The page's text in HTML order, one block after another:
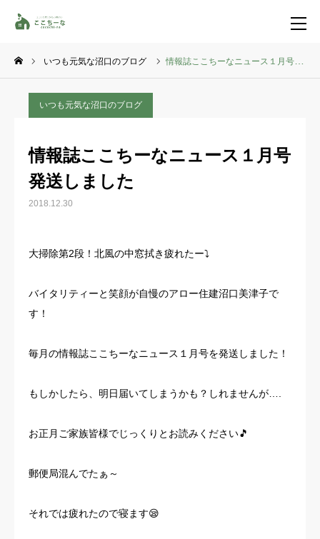
いつも元気な沼口のブログ 情報誌ここちーなニュース１月号発送しました
いつも元気な沼口のブログ
情報誌ここちーなニュース１月号
発送しました
2018.12.30
大掃除第2段！北風の中窓拭き疲れたー⤵️
バイタリティーと笑顔が自慢のアロー住建沼口美津子で
す！
毎月の情報誌ここちーなニュース１月号を発送しました！
もしかしたら、明日届いてしまうかも？しれませんが….
お正月ご家族皆様でじっくりとお読みください🎵
郵便局混んでたぁ～
それでは疲れたので寝ます😪
お問い合わせ
LINE登録
HOME
施工事例
お客様の声